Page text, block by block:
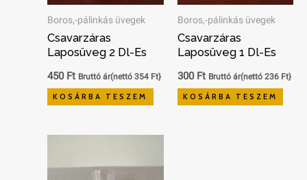
Boros,-pálinkás üvegek
Csavarzáras
Laposüveg 2 Dl-Es
450 Ft Bruttó ár(nettó354 Ft}
KOSÁRBA TESZEM
Boros,-pálinkás üvegek
Csavarzáras
Laposüveg 1 Dl-Es
300 Ft Bruttó ár(nettó 236 Ft}
KOSÁRBA TESZEM